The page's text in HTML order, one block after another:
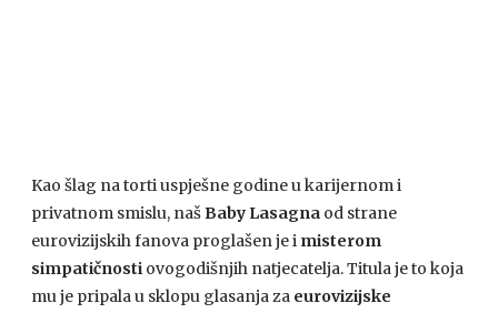
Kao šlag na torti uspješne godine u karijernom i
privatnom smislu, našBaby Lasagna od strane
eurovizijskih fanova proglašen je i misterom
simpatičnosti ovogodišnjih natjecatelja. Titula je to koja
mu je pripala u sklopu glasanja za eurovizijske